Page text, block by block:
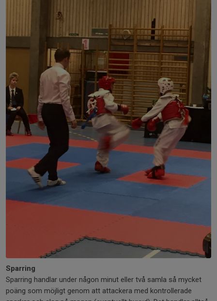
Sparring
Sparring handlar under någon minut eller två samla så mycket
poäng som möjligt genom att attackera med kontrollerade